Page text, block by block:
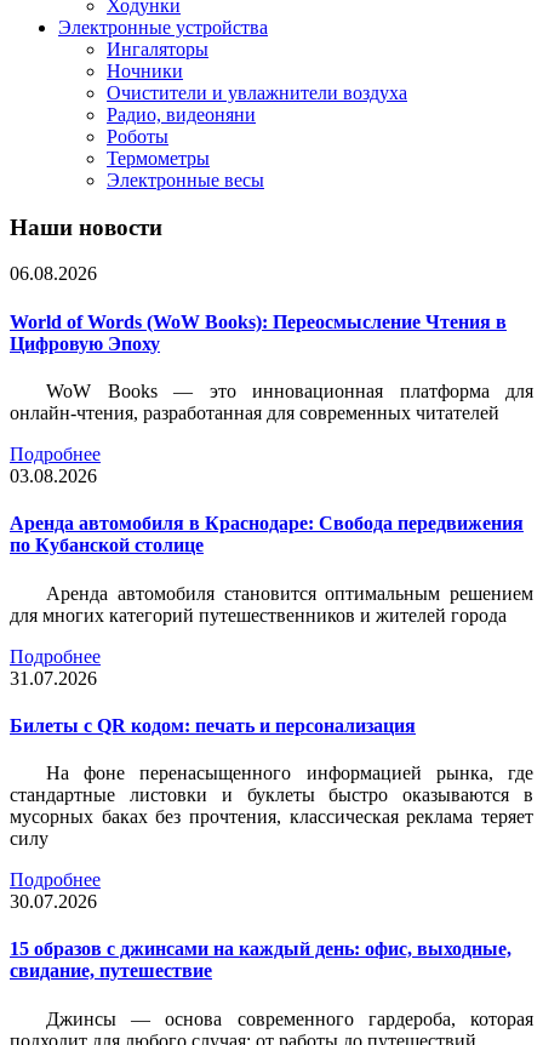
Ходунки
Электронные устройства
Ингаляторы
Ночники
Очистители и увлажнители воздуха
Радио, видеоняни
Роботы
Термометры
Электронные весы
Наши новости
06.08.2026
World of Words (WoW Books): Переосмысление Чтения в
Цифровую Эпоху
WoW Books — это инновационная платформа для
онлайн-чтения, разработанная для современных читателей
Подробнее
03.08.2026
Аренда автомобиля в Краснодаре: Свобода передвижения
по Кубанской столице
Аренда автомобиля становится оптимальным решением
для многих категорий путешественников и жителей города
Подробнее
31.07.2026
Билеты c QR кодом: печать и персонализация
На фоне перенасыщенного информацией рынка, где
стандартные листовки и буклеты быстро оказываются в
мусорных баках без прочтения, классическая реклама теряет
силу
Подробнее
30.07.2026
15 образов с джинсами на каждый день: офис, выходные,
свидание, путешествие
Джинсы — основа современного гардероба, которая
подходит для любого случая: от работы до путешествий